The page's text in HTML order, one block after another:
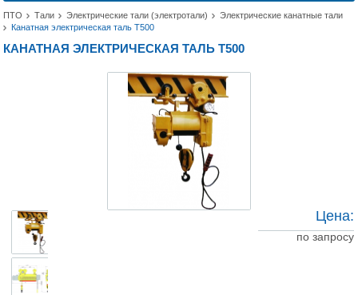
ПТО Тали Электрические тали (электротали)
Электрические канатные тали
Канатная электрическая таль Т500
КАНАТНАЯ ЭЛЕКТРИЧЕСКАЯ ТАЛЬ Т500
Цена:
по запросу